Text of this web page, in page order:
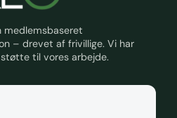
medlemsbaseret
– drevet af frivillige. Vi har
til vores arbejde.